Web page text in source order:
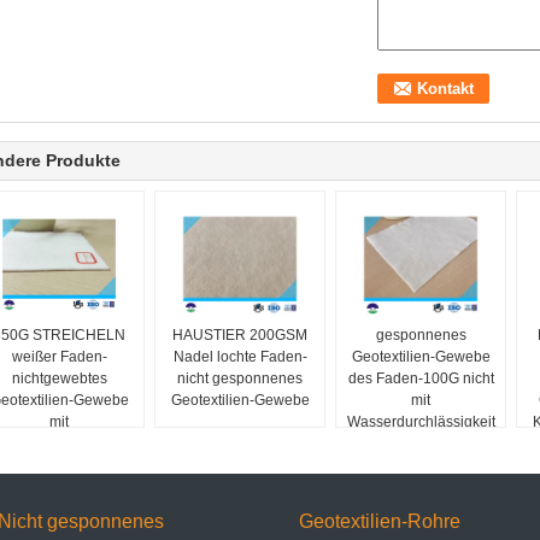
Produkte
STREICHELN
weißer Faden-
nichtgewebtes
Gewebe
mit
HAUSTIER 200GSM
Nadel lochte Faden-
nicht gesponnenes
Geotextilien-Gewebe
gesponnenes
Geotextilien-Gewebe
des Faden-100G nicht
mit
Wasserdurchlässigkeit
Nicht gesponnenes Geotextilien-Rohre